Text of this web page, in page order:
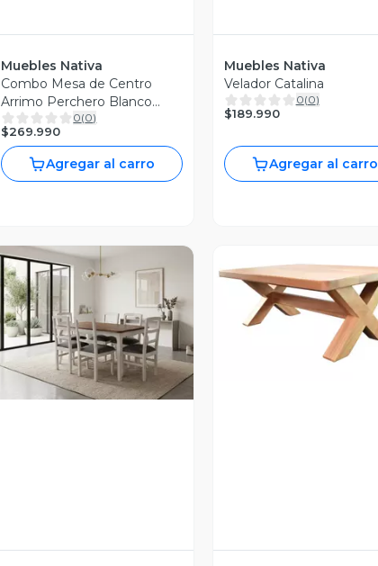
Muebles Nativa
Combo Mesa de Centro
Arrimo Perchero Blanco
envejecido 0(0)
$269.990
Agregar al carro
Muebles Nativa
Velador Catalina
0(0)
$189.990
Agregar al carro
Vista Previa
Vista Previa